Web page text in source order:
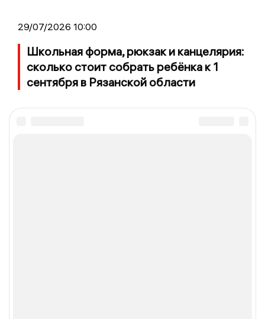
29/07/2026 10:00
Школьная форма, рюкзак и канцелярия:
сколько стоит собрать ребёнка к 1
сентября в Рязанской области